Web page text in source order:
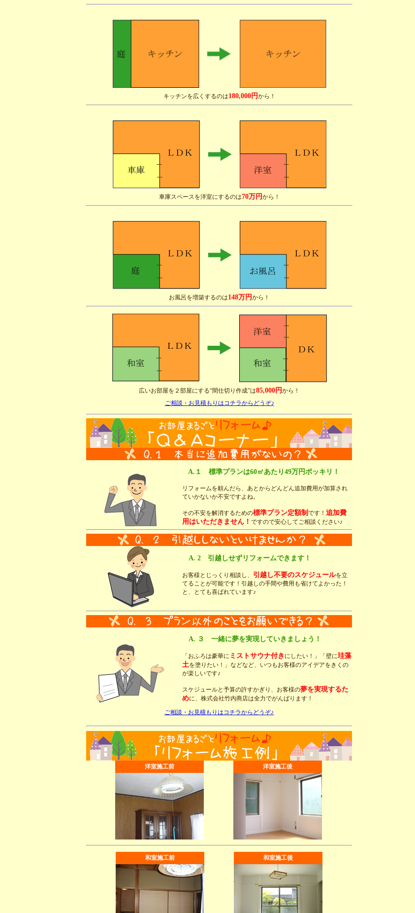
キッチンを広くするのは180,000円から！
車庫スペースを洋室にするのは70万円から！
お風呂を増築するのは148万円から！
広いお部屋を２部屋にする“間仕切り作成”は85,000円から！
ご相談・お見積もりはコチラからどうぞ♪
A.１ 標準プランは60㎡あたり49万円ポッキリ！
リフォームを頼んだら、あとからどんどん追加費用が加算され
ていかないか不安ですよね。
その不安を解消するための標準プラン定額制 です！ 追加費
用はいただきません！ ですので安心してご相談ください♪
A. 2 引越しせずリフォームできます！
お客様とじっくり相談し、 引越し不要のスケジュールを立
てることが可能です！引越しの手間や費用も省けてよかった！
と、とても喜ばれています♪
A. ３ 一緒に夢を実現していきましょう！
「おふろは豪華に ミストサウナ付き にしたい！」「壁に珪藻
土を塗りたい！」などなど、いつもお客様のアイデアをきくの
が楽しいです♪
スケジュールと予算の許すかぎり、お客様の夢を実現するた
めに、株式会社竹内商店は全力でがんばります！
ご相談・お見積もりはコチラからどうぞ♪
洋室施工前 洋室施工後
和室施工前 和室施工後